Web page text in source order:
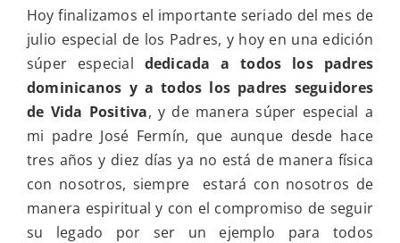
del
Padre
en
RD
y
en
la
reflexión
personal
de
esta
semana:
Padres
Valientes
Hoy finalizamos el importante seriado del mes de
julio especial de los Padres, y hoy en una edición
súper especial dedicada a todos los padres
dominicanos y a todos los padres seguidores
de Vida Positiva, y de manera súper especial a
mi padre José Fermín, que aunque desde hace
tres años y diez días ya no está de manera física
con nosotros, siempre estará con nosotros de
manera espiritual y con el compromiso de seguir
su legado por ser un ejemplo para todos